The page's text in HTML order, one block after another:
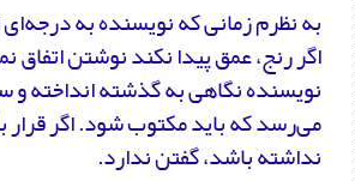
به نظرم زمانی که نویسنده به
اگر رنج، عمق پیدا نکند نوشتن
نویسنده نگاهی به گذشته انداخته و
می‌رسد که باید مکتوب شود. اگر
نداشته باشد، گفتن ندارد.